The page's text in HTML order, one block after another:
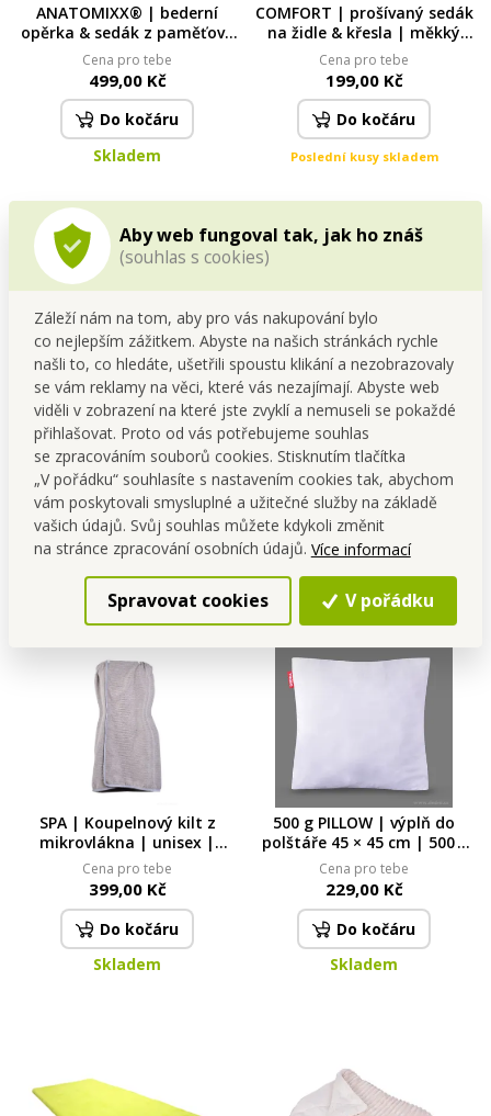
Aby web fungoval tak, jak ho znáš
(souhlas s cookies)
Záleží nám na tom, aby pro vás nakupování bylo
co nejlepším zážitkem. Abyste na našich stránkách rychle
našli to, co hledáte, ušetřili spoustu klikání a nezobrazovaly
se vám reklamy na věci, které vás nezajímají. Abyste web
viděli v zobrazení na které jste zvyklí a nemuseli se pokaždé
přihlašovat. Proto od vás potřebujeme souhlas
se zpracováním souborů cookies. Stisknutím tlačítka
„V pořádku“ souhlasíte s nastavením cookies tak, abychom
vám poskytovali smysluplné a užitečné služby na základě
vašich údajů. Svůj souhlas můžete kdykoli změnit
na stránce zpracování osobních údajů. Více informací
Spravovat cookies V pořádku
ANATOMIXX® | bederní
opěrka & sedák z paměťové
pěny 37 × 12 × 33 cm | s
uchycením na opěradlo
Cena pro tebe
499,00 Kč
Do kočáru
Skladem
COMFORT | prošívaný sedák
na židle & křesla | měkký
sedák s vázáním | vínový |
35 × 35 cm
Cena pro tebe
199,00 Kč
Do kočáru
Poslední kusy skladem
ANATOMIXX® | ortopedický
polštář z paměťové pěny 50
× 30 × 9,5 cm | snímatelný
potah na zip
Cena pro tebe
699,00 Kč
Do kočáru
Skladem
ANATOMIXX® MOTÝLEK |
opěrný polštářek na krk z
paměťové pěny | úleva pro
krční páteř
Cena pro tebe
499,00 Kč
Do kočáru
Skladem
SPA | Koupelnový kilt z
mikrovlákna | unisex |
sauna, pláž, bazén
Cena pro tebe
399,00 Kč
Do kočáru
Skladem
500 g PILLOW | výplň do
polštáře 45 × 45 cm | 500 g
nadýchaného kuličkového
dutého vlákna
Cena pro tebe
229,00 Kč
Do kočáru
Skladem